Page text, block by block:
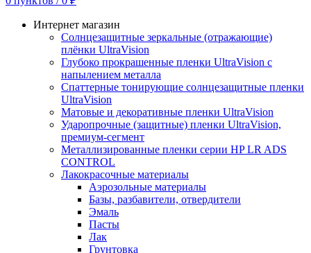
Интернет магазин
Солнцезащитные зеркальные (отражающие)
плёнки UltraVision
Глубоко прокрашенные пленки UltraVision с
напылением металла
Спаттерные тонирующие солнцезащитные пленки
UltraVision
Матовые и декоративные пленки UltraVision
Ударопрочные (защитные) пленки UltraVision,
премиум-сегмент
Металлизированные пленки серии HP LR ADS
CONTROL
Лакокрасочные материалы
Аэрозольные материалы
Базы, разбавители, отвердители
Эмаль
Пасты
Лак
Грунтовка